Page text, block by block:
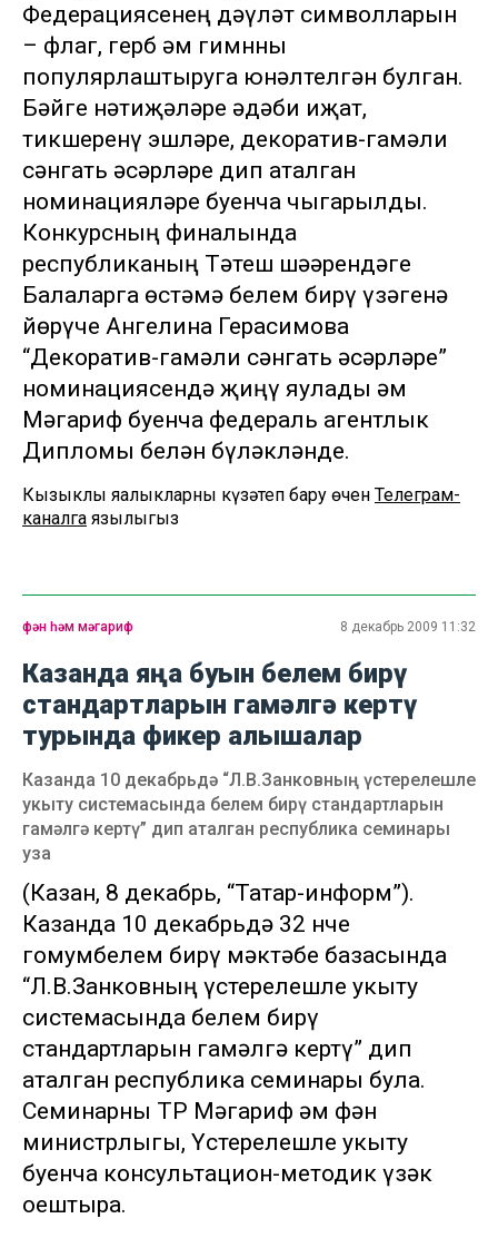
Федерациясенең дәүләт символларын
– флаг, герб һәм гимнны
популярлаштыруга юнәлтелгән булган.
Бәйге нәтиҗәләре әдәби иҗат,
тикшеренү эшләре, декоратив-гамәли
сәнгать әсәрләре дип аталган
номинацияләре буенча чыгарылды.
Конкурсның финалында
республиканың Тәтеш шәһәрендәге
Балаларга өстәмә белем бирү үзәгенә
йөрүче Ангелина Герасимова
“Декоратив-гамәли сәнгать әсәрләре”
номинациясендә җиңү яулады һәм
Мәгариф буенча федераль агентлык
Дипломы белән бүләкләнде.
Кызыклы яңалыкларны күзәтеп бару өчен Телеграм-
каналга язылыгыз
фән һәм мәгариф 8 декабрь 2009 11:32
Казанда яңа буын белем бирү
стандартларын гамәлгә кертү
турында фикер алышалар
Казанда 10 декабрьдә “Л.В.Занковның үстерелешле
укыту системасында белем бирү стандартларын
гамәлгә кертү” дип аталган республика семинары
уза
(Казан, 8 декабрь, “Татар-информ”).
Казанда 10 декабрьдә 32 нче
гомумбелем бирү мәктәбе базасында
“Л.В.Занковның үстерелешле укыту
системасында белем бирү
стандартларын гамәлгә кертү” дип
аталган республика семинары була.
Семинарны ТР Мәгариф һәм фән
министрлыгы, Үстерелешле укыту
буенча консультацион-методик үзәк
оештыра.